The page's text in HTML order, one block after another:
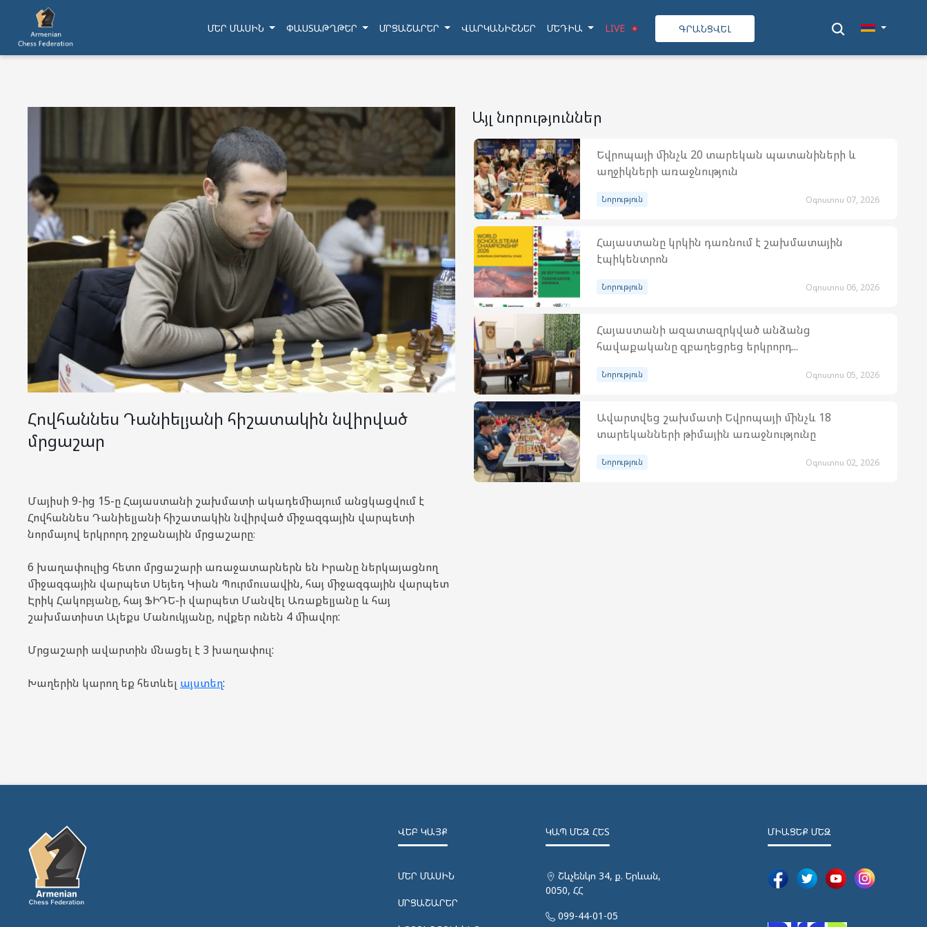
ՄԵՐ ՄԱՍԻՆ ՓԱՍՏԱԹՂԹԵՐ ՄՐՑԱՇԱՐԵՐ ՎԱՐԿԱՆԻՇՆԵՐ ՄԵԴԻԱ LIVE ԳՐԱՆՑՎԵԼ
Հովհաննես Դանիելյանի հիշատակին նվիրված
մրցաշար
Մայիսի 9-ից 15-ը Հայաստանի շախմատի ակադեմիայում անցկացվում է
Հովհաննես Դանիելյանի հիշատակին նվիրված միջազգային վարպետի
նորմայով երկրորդ շրջանային մրցաշարը։
6 խաղափուլից հետո մրցաշարի առաջատարներն են Իրանը ներկայացնող
միջազգային վարպետ Սեյեդ Կիան Պուրմուսավին, հայ միջազգային վարպետ
Էրիկ Հակոբյանը, հայ ՖԻԴԵ-ի վարպետ Մանվել Առաքելյանը և հայ
շախմատիստ Ալեքս Մանուկյանը, ովքեր ունեն 4 միավոր:
Մրցաշարի ավարտին մնացել է 3 խաղափուլ:
Խաղերին կարող եք հետևել այստեղ:
Այլ նորություններ
Եվրոպայի մինչև 20 տարեկան պատանիների և
աղջիկների առաջնություն
Նորություն Օգոստոս 07, 2026
Հայաստանը կրկին դառնում է շախմատային
էպիկենտրոն
Նորություն Օգոստոս 06, 2026
Հայաստանի ազատազրկված անձանց
հավաքականը զբաղեցրեց երկրորդ...
Նորություն Օգոստոս 05, 2026
Ավարտվեց շախմատի Եվրոպայի մինչև 18
տարեկանների թիմային առաջնությունը
Նորություն Օգոստոս 02, 2026
ՎԵԲ ԿԱՅՔ
ՄԵՐ ՄԱՍԻՆ
ՄՐՑԱՇԱՐԵՐ
ԿԱՊ ՄԵԶ ՀԵՏ
Շևչենկո 34, ք. Երևան,
0050, ՀՀ
099-44-01-05
ՄԻԱՑԵՔ ՄԵԶ